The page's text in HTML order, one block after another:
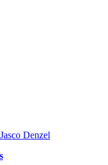
Denzel